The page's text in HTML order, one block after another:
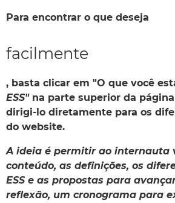
Para encontrar o que deseja
facilmente
, basta clicar em "O que você
ESS"na parte superior da
dirigi-lo diretamente para os
do website.
A ideia é permitir ao internauta
conteúdo, as definições, os
ESS e as propostas para
reflexão, um cronograma para